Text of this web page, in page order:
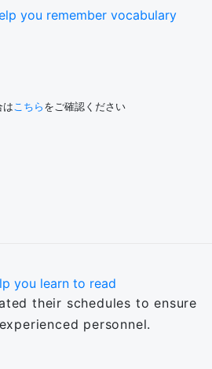
you remember vocabulary
は こちら をご確認ください
you learn to read
their schedules to ensure
personnel.